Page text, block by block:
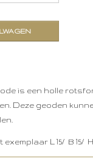
is een holle
Deze geoden
L 15/ B 15/ H